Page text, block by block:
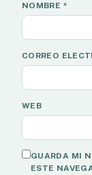
NOMBRE *
CORREO
WEB
GUARDA MI
ESTE